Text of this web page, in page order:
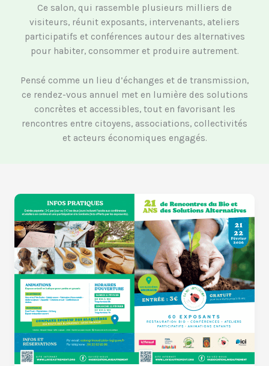
Ce salon, qui rassemble plusieurs milliers de
visiteurs, réunit exposants, intervenants, ateliers
participatifs et conférences autour des alternatives
pour habiter, consommer et produire autrement.
Pensé comme un lieu d’échanges et de transmission,
ce rendez-vous annuel met en lumière des solutions
concrètes et accessibles, tout en favorisant les
rencontres entre citoyens, associations, collectivités
et acteurs économiques engagés.